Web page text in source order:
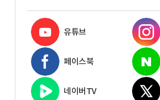
유튜브
페이스북
네이버TV